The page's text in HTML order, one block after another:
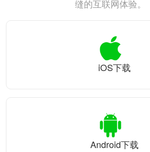
缝的互联网体验。
iOS下载
Android下载